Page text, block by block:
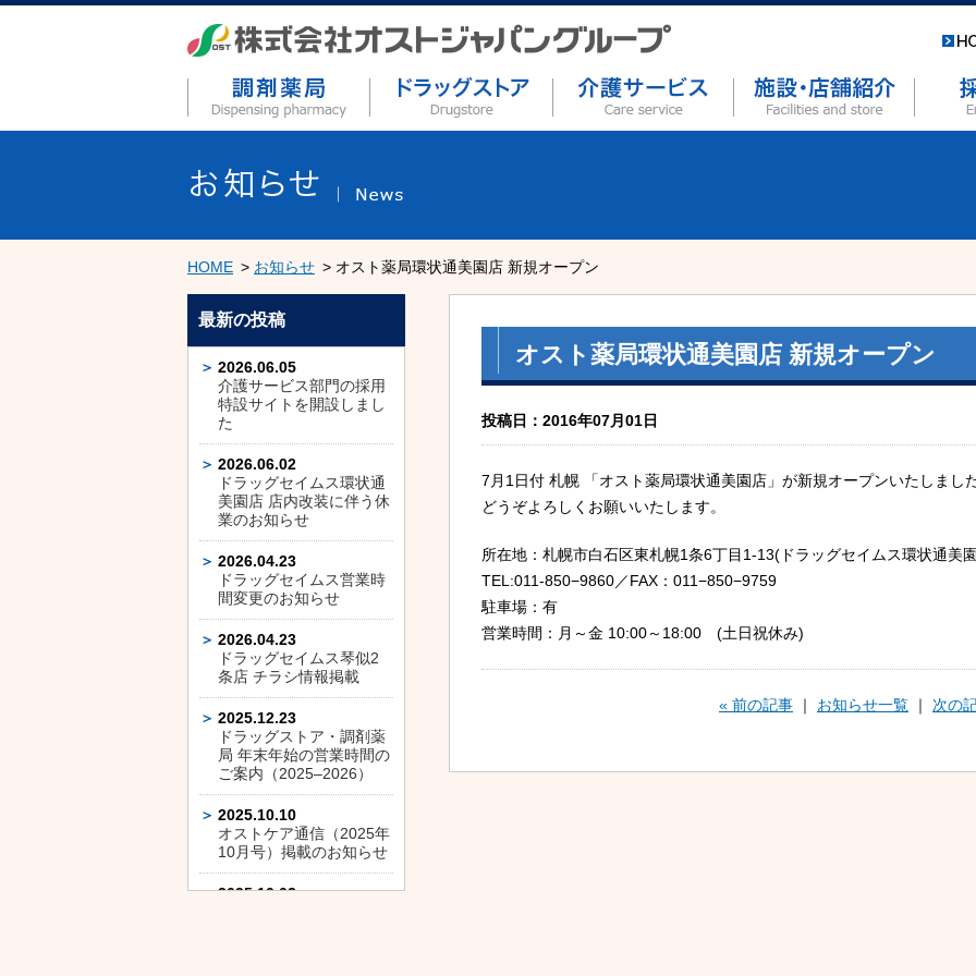
HOME お知らせ オスト薬局環状通美園店 新規オープン
オスト薬局環状通美園店 新規オープン
投稿日：2016年07月01日
7月1日付 札幌 「オスト薬局環状通美園店」が新規オープンいたしまし
どうぞよろしくお願いいたします。
所在地：札幌市白石区東札幌1条6丁目1-13(ドラッグセイムス環状通美
TEL:011-850−9860／FAX：011−850−9759
駐車場：有
営業時間：月～金 10:00～18:00 (土日祝休み)
« 前の記事 ｜ お知らせ一覧 ｜ 次の
最新の投稿
2026.06.05
介護サービス部門の採用
特設サイトを開設しまし
た
2026.06.02
ドラッグセイムス環状通
美園店 店内改装に伴う休
業のお知らせ
2026.04.23
ドラッグセイムス営業時
間変更のお知らせ
2026.04.23
ドラッグセイムス琴似2
条店 チラシ情報掲載
2025.12.23
ドラッグストア・調剤薬
局 年末年始の営業時間の
ご案内（2025–2026）
2025.10.10
オストケア通信（2025年
10月号）掲載のお知らせ
2025.10.03